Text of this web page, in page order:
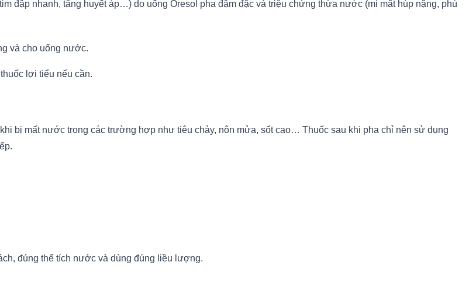
đập nhanh, tăng huyết áp…) do uống Oresol pha đậm đặc và triệu chứng thừa nước (mi mắt húp nặng, phù
và cho uống nước.
lợi tiểu nếu cần.
bị mất nước trong các trường hợp như tiêu chảy, nôn mửa, sốt cao… Thuốc sau khi pha chỉ nên sử dụng
đúng thể tích nước và dùng đúng liều lượng.